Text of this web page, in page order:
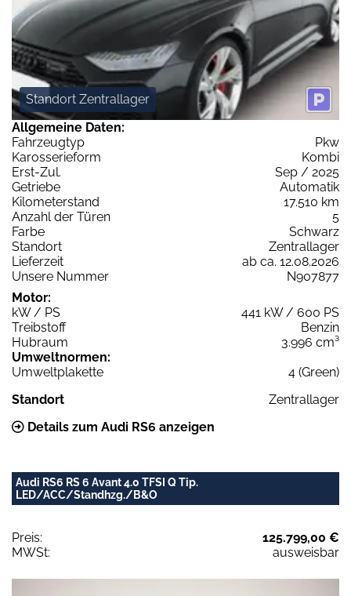
Standort Zentrallager
Allgemeine Daten:
Fahrzeugtyp
Pkw
Karosserieform
Kombi
Erst-Zul.
Sep / 2025
Getriebe
Automatik
Kilometerstand
17.510 km
Anzahl der Türen
5
Farbe
Schwarz
Standort
Zentrallager
Lieferzeit
ab ca. 12.08.2026
Unsere Nummer
N907877
Motor:
kW / PS
441 kW / 600 PS
Treibstoff
Benzin
Hubraum
3.996 cm³
Umweltnormen:
Umweltplakette
4 (Green)
Standort
Zentrallager
Details zum Audi RS6 anzeigen
Audi RS6 RS 6 Avant 4.0 TFSI Q Tip.
LED/ACC/Standhzg./B&O
Preis:
125.799,00 €
MWSt:
ausweisbar